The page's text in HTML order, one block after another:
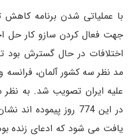
با عملیاتی شدن برنامه کاهش
جهت فعال کردن سازو کار حل
اختلافات در حال گسترش بود
مد نظر سه کشور آلمان، فرانسه
علیه ایران تصویب شد. به نظر
در این 774 روز
یافت می شود که ادعای زنده